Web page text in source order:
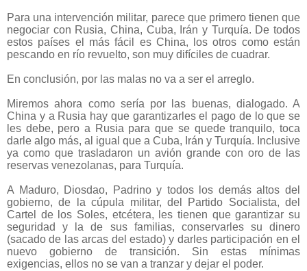
Para una intervención militar, parece que primero tienen que
negociar con Rusia, China, Cuba, Irán y Turquía. De todos
estos países el más fácil es China, los otros como están
pescando en río revuelto, son muy difíciles de cuadrar.
En conclusión, por las malas no va a ser el arreglo.
Miremos ahora como sería por las buenas, dialogado. A
China y a Rusia hay que garantizarles el pago de lo que se
les debe, pero a Rusia para que se quede tranquilo, toca
darle algo más, al igual que a Cuba, Irán y Turquía. Inclusive
ya como que trasladaron un avión grande con oro de las
reservas venezolanas, para Turquía.
A Maduro, Diosdao, Padrino y todos los demás altos del
gobierno, de la cúpula militar, del Partido Socialista, del
Cartel de los Soles, etcétera, les tienen que garantizar su
seguridad y la de sus familias, conservarles su dinero
(sacado de las arcas del estado) y darles participación en el
nuevo gobierno de transición. Sin estas mínimas
exigencias, ellos no se van a tranzar y dejar el poder.